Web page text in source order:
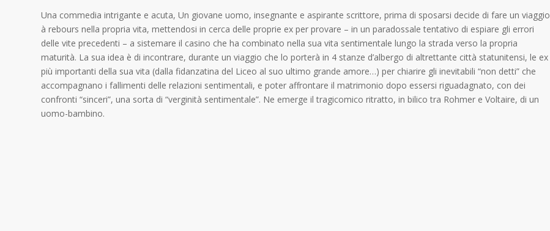
Una commedia intrigante e acuta, Un giovane uomo, insegnante e aspirante scrittore, prima di sposarsi decide di fare un viaggio
à rebours nella propria vita, mettendosi in cerca delle proprie ex per provare – in un paradossale tentativo di espiare gli errori
delle vite precedenti – a sistemare il casino che ha combinato nella sua vita sentimentale lungo la strada verso la propria
maturità. La sua idea è di incontrare, durante un viaggio che lo porterà in 4 stanze d’albergo di altrettante città statunitensi, le ex
più importanti della sua vita (dalla fidanzatina del Liceo al suo ultimo grande amore…) per chiarire gli inevitabili “non detti” che
accompagnano i fallimenti delle relazioni sentimentali, e poter affrontare il matrimonio dopo essersi riguadagnato, con dei
confronti “sinceri”, una sorta di “verginità sentimentale”. Ne emerge il tragicomico ritratto, in bilico tra Rohmer e Voltaire, di un
uomo-bambino.